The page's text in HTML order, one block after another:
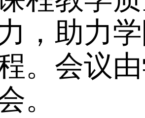
工作为重
课程教学
力，助力